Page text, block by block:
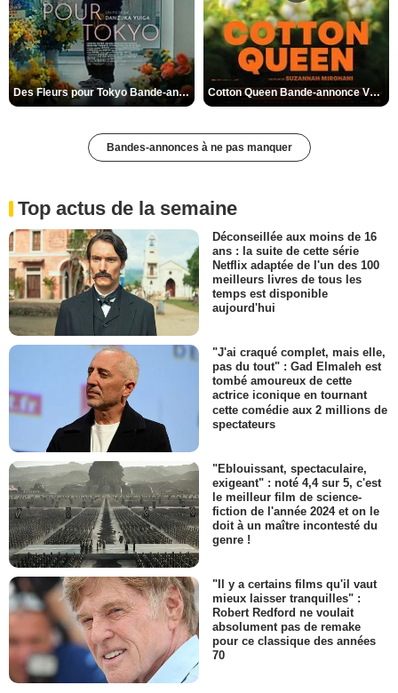
Des Fleurs pour Tokyo Bande-annonce VO STFR Cotton Queen Bande-annonce VO STFR
Bandes-annonces à ne pas manquer
Top actus de la semaine
Déconseillée aux moins de 16
ans : la suite de cette série
Netflix adaptée de l'un des 100
meilleurs livres de tous les
temps est disponible
aujourd'hui
"J'ai craqué complet, mais elle,
pas du tout" : Gad Elmaleh est
tombé amoureux de cette
actrice iconique en tournant
cette comédie aux 2 millions de
spectateurs
"Eblouissant, spectaculaire,
exigeant" : noté 4,4 sur 5, c'est
le meilleur film de science-
fiction de l'année 2024 et on le
doit à un maître incontesté du
genre !
"Il y a certains films qu'il vaut
mieux laisser tranquilles" :
Robert Redford ne voulait
absolument pas de remake
pour ce classique des années
70